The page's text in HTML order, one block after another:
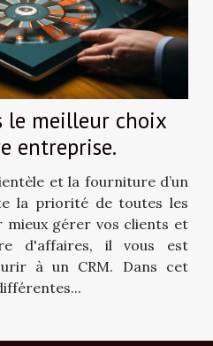
le meilleur choix
entreprise.
et la fourniture d’un
la priorité de toutes les
mieux gérer vos clients et
d'affaires, il vous est
à un CRM. Dans cet